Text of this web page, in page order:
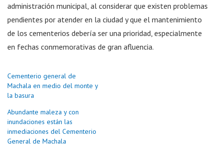
administración municipal, al considerar que existen problemas
pendientes por atender en la ciudad y que el mantenimiento
de los cementerios debería ser una prioridad, especialmente
en fechas conmemorativas de gran afluencia.
Cementerio general de
Machala en medio del monte y
la basura
Abundante maleza y con
inundaciones están las
inmediaciones del Cementerio
General de Machala